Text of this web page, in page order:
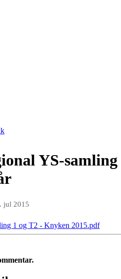
YS-samling
jul 2015
1 og T2 - Knyken 2015.pdf